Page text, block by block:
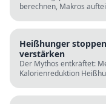
berechnen, Makros
Heißhunger
verstärken
Der Mythos entkräftet:
Kalorienreduktion